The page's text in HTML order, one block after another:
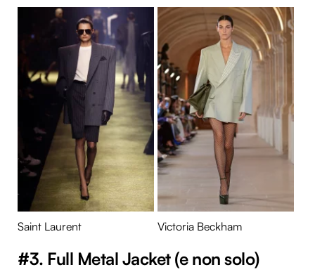
Saint Laurent Victoria Beckham
#3. Full Metal Jacket (e non solo)